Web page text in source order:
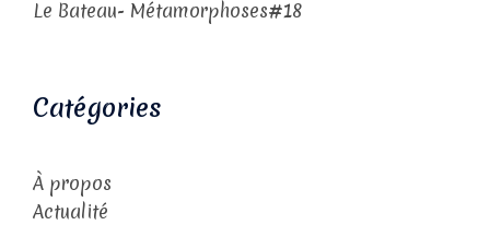
Le Bateau- Métamorphoses#18
Catégories
À propos
Actualité